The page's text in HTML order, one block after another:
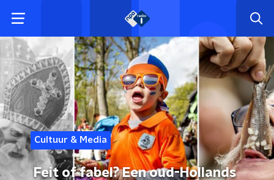
Cultuur & Media
Feit of fabel? Een oud-Hollands